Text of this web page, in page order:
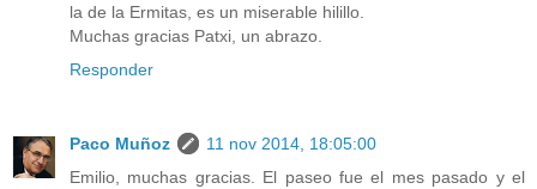
la de la Ermitas, es un miserable hilillo.
Muchas gracias Patxi, un abrazo.
Responder
Paco Muñoz
11 nov 2014, 18:05:00
Emilio, muchas gracias. El paseo fue el mes pasado y el